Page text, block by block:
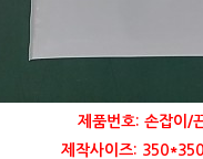
제품번호: 손잡이/
제작사이즈: